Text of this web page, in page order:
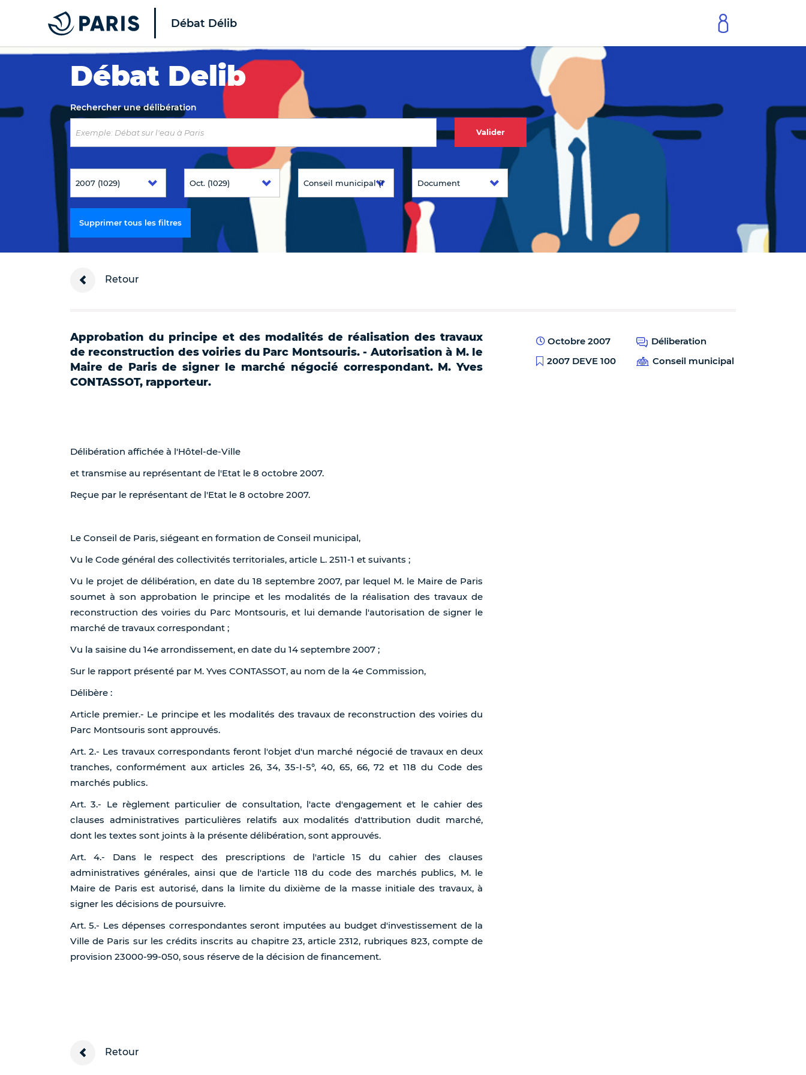
Top of the page
Débat Délib
Débat Delib
Rechercher une délibération
Valider
Supprimer tous les filtres
Retour
Approbation du principe et des modalités de réalisation des travaux
de reconstruction des voiries du Parc Montsouris. - Autorisation à M. le
Maire de Paris de signer le marché négocié correspondant. M. Yves
CONTASSOT, rapporteur.
Délibération affichée à l'Hôtel-de-Ville
et transmise au représentant de l'Etat le 8 octobre 2007.
Reçue par le représentant de l'Etat le 8 octobre 2007.
Le Conseil de Paris, siégeant en formation de Conseil municipal,
Vu le Code général des collectivités territoriales, article L. 2511-1 et suivants ;
Vu le projet de délibération, en date du 18 septembre 2007, par lequel M. le Maire de Paris
soumet à son approbation le principe et les modalités de la réalisation des travaux de
reconstruction des voiries du Parc Montsouris, et lui demande l'autorisation de signer le
marché de travaux correspondant ;
Vu la saisine du 14e arrondissement, en date du 14 septembre 2007 ;
Sur le rapport présenté par M. Yves CONTASSOT, au nom de la 4e Commission,
Délibère :
Article premier.- Le principe et les modalités des travaux de reconstruction des voiries du
Parc Montsouris sont approuvés.
Art. 2.- Les travaux correspondants feront l'objet d'un marché négocié de travaux en deux
tranches, conformément aux articles 26, 34, 35-I-5°, 40, 65, 66, 72 et 118 du Code des
marchés publics.
Art. 3.- Le règlement particulier de consultation, l'acte d'engagement et le cahier des
clauses administratives particulières relatifs aux modalités d'attribution dudit marché,
dont les textes sont joints à la présente délibération, sont approuvés.
Art. 4.- Dans le respect des prescriptions de l'article 15 du cahier des clauses
administratives générales, ainsi que de l'article 118 du code des marchés publics, M. le
Maire de Paris est autorisé, dans la limite du dixième de la masse initiale des travaux, à
signer les décisions de poursuivre.
Art. 5.- Les dépenses correspondantes seront imputées au budget d'investissement de la
Ville de Paris sur les crédits inscrits au chapitre 23, article 2312, rubriques 823, compte de
provision 23000-99-050, sous réserve de la décision de financement.
Octobre 2007
Déliberation
2007 DEVE 100
Conseil municipal
Retour